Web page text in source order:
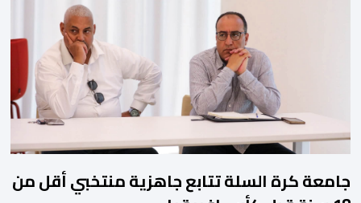
ولم تخل هذه الدورة من مؤشرات إيجابية على مستوى تنوعالمشاركة،
وتبرز هذه الأرقام الحجم الكبير الذي باتت تعرفه تظاهرةالتبوريدة
ومن المرتقب أن تعرف فعاليات الموسم إقبالا جماهيريا
واسعا،في ظل الشغف الكبير الذي يحظى به فن التبوريدة، باعتبارهأحد
جامعة كرة السلة تتابع جاهزية منتخبي أقل من